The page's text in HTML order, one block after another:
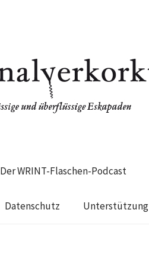
Der WRINT-Flaschen-Podcast
Datenschutz Unterstützung